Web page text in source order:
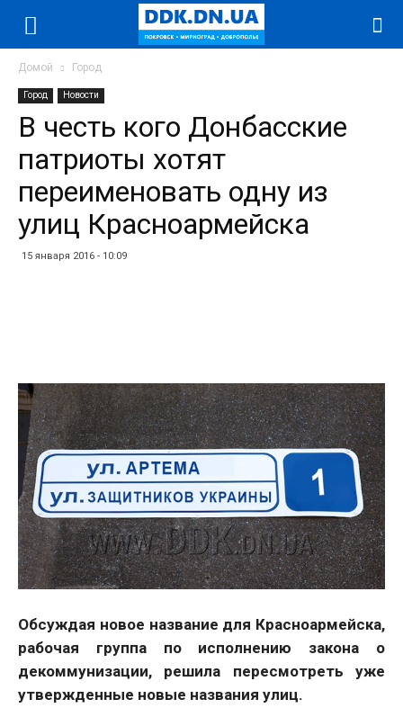
Домой Город
Город Новости
В честь кого Донбасские
патриоты хотят
переименовать одну из
улиц Красноармейска
15 января 2016 - 10:09
Обсуждая новое название для Красноармейска,
рабочая группа по исполнению закона о
декоммунизации, решила пересмотреть уже
утвержденные новые названия улиц.